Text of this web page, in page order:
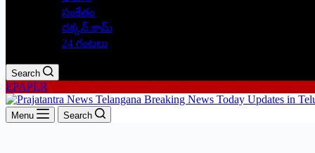
సంకేతం
దక్కన్.కామ్
24 గంటలు
Search
EPAPER
Menu Search